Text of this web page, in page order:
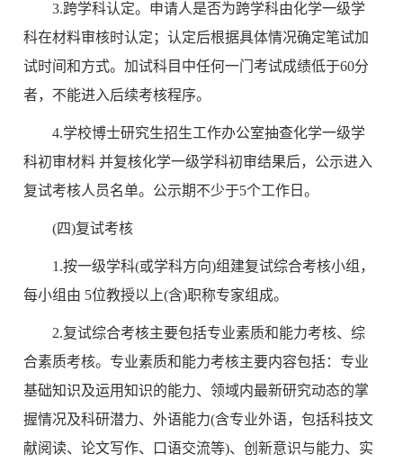
3.跨学科认定。申请人是否为跨学科由化学一级学
科在材料审核时认定；认定后根据具体情况确定笔试加
试时间和方式。加试科目中任何一门考试成绩低于60分
者，不能进入后续考核程序。
4.学校博士研究生招生工作办公室抽查化学一级学
科初审材料 并复核化学一级学科初审结果后，公示进入
复试考核人员名单。公示期不少于5个工作日。
(四)复试考核
1.按一级学科(或学科方向)组建复试综合考核小组，
每小组由 5位教授以上(含)职称专家组成。
2.复试综合考核主要包括专业素质和能力考核、综
合素质考核。专业素质和能力考核主要内容包括：专业
基础知识及运用知识的能力、领域内最新研究动态的掌
握情况及科研潜力、外语能力(含专业外语，包括科技文
献阅读、论文写作、口语交流等)、创新意识与能力、实